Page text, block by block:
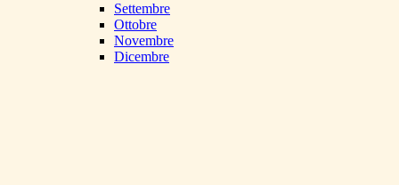
Settembre
Ottobre
Novembre
Dicembre